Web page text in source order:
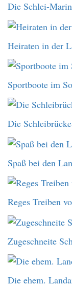
Die Schlei-
Heiraten in der
Sportboote im
Die
Spaß bei den
Reges Treiben
Zugeschneite
Die ehem.